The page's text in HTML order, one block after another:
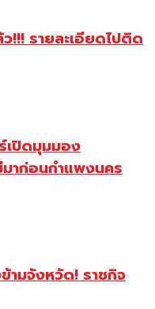
!!! รายละเอียดไปติด
เปิดมุมมอง
มาก่อนกำแพงนคร
ามจังหวัด! ราชกิจ